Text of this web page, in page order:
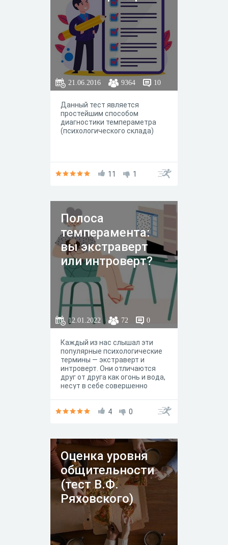
замыкаются в себе, прячутся,
как улитки в своих раковинах.
Хотите узнать, кто вы –
экстраверт или интроверт?
21.06.2016 9364 10
Данный тест является
простейшим способом
диагностики темпераметра
(психологического склада)
11 1
Полоса
темперамента:
вы экстраверт
или интроверт?
12.01.2022 72 0
Каждый из нас слышал эти
популярные психологические
термины — экстраверт и
интроверт. Они отличаются
друг от друга как огонь и вода,
несут в себе совершенно
день. Но пытались ли вы
Разобраться, чье описание
вам ближе: спокойного,
сдержанного и педантичного
интраверта или общительного
и импульсивного экстраверта?
Нет? Тогда предлагаю вам
пройти этот тест, чтобы
окончательно разобраться в
себе. Начинаем?
4 0
Оценка уровня
общительности
(тест В.Ф.
Ряховского)